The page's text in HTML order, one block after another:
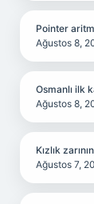
Pointer
Ağustos 8,
Osmanlı ilk
Ağustos 8,
Kızlık
Ağustos 7,